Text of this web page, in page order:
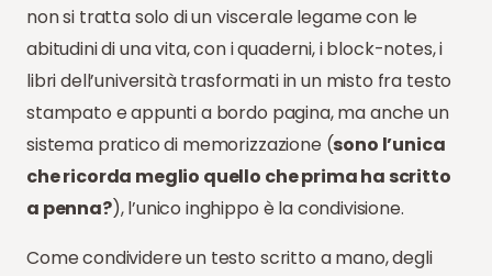
non si tratta solo di un viscerale legame con le
abitudini di una vita, con i quaderni, i block-notes, i
libri dell’università trasformati in un misto fra testo
stampato e appunti a bordo pagina, ma anche un
sistema pratico di memorizzazione (sono l’unica
che ricorda meglio quello che prima ha scritto
a penna?), l’unico inghippo è la condivisione.
Come condividere un testo scritto a mano, degli